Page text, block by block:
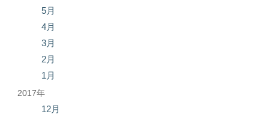
5月
4月
3月
2月
1月
2017年
12月